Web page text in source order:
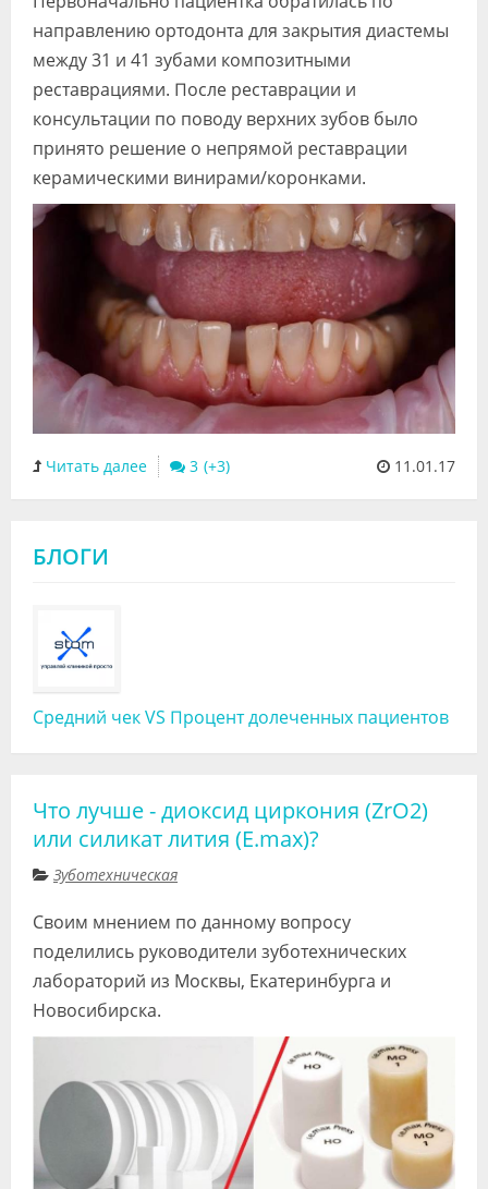
Видео
Форум
Клиники
Специалисты
Галерея
Лаборатории
направлению ортодонта для закрытия диастемы
между 31 и 41 зубами композитными
реставрациями. После реставрации и
консультации по поводу верхних зубов было
принято решение о непрямой реставрации
керамическими винирами/коронками.
Читать далее 3 11.01.17
БЛОГИ
Средний чек VS Процент долеченных пациентов
Что лучше - диоксид циркония (ZrO2)
или силикат лития (E.maх)?
Зуботехническая
Своим мнением по данному вопросу
поделились руководители зуботехнических
лабораторий из Москвы, Екатеринбурга и
Новосибирска.